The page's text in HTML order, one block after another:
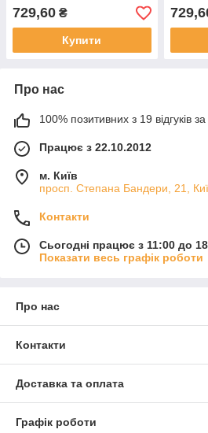
729,60 ₴
Купити
Про нас
100% позитивних з 19 відгуків за
Працює з 22.10.2012
м. Київ
просп. Степана Бандери, 21,
Контакти
Сьогодні працює з 11:00 до
Показати весь графік роботи
Про нас
Контакти
Доставка та оплата
Графік роботи